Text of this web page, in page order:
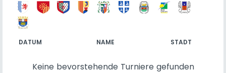
DATUM NAME STADT
Keine bevorstehende Turniere gefunden